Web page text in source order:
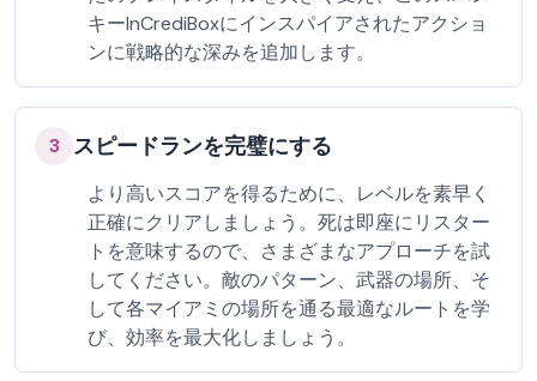
キーInCrediBoxにインスパイアされたアクショ
ンに戦略的な深みを追加します。
3 スピードランを完璧にする
より高いスコアを得るために、レベルを素早く
正確にクリアしましょう。死は即座にリスター
トを意味するので、さまざまなアプローチを試
してください。敵のパターン、武器の場所、そ
して各マイアミの場所を通る最適なルートを学
び、効率を最大化しましょう。